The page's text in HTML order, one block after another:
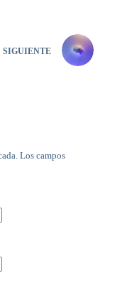
SIGUIENTE
Los campos